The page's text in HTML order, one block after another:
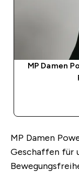
MP Damen
MP Damen
Geschaffen für